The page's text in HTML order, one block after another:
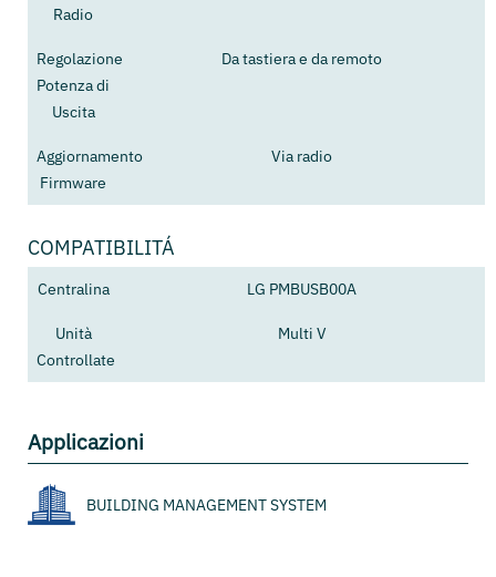
Radio
Regolazione
Potenza di
Uscita
Da tastiera e da remoto
Aggiornamento
Firmware
Via radio
COMPATIBILITÁ
Centralina LG PMBUSB00A
Unità
Controllate
Multi V
Applicazioni
BUILDING MANAGEMENT SYSTEM